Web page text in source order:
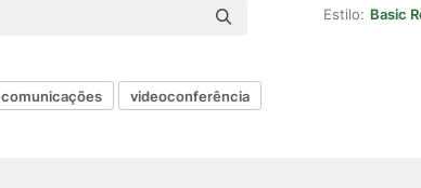
Estilo: Basic
comunicações videoconferência